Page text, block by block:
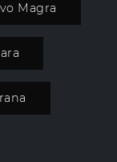
Magra